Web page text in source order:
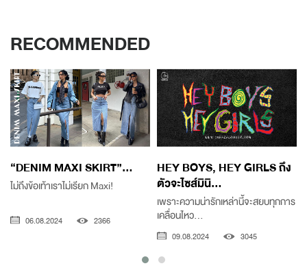
RECOMMENDED
“DENIM MAXI SKIRT”...
ไม่ถึงข้อเท้าเราไม่เรียก Maxi!
06.08.2024 2366
HEY BOYS, HEY GIRLS ถึง
ตัวจะไซส์มินิ...
เพราะความน่ารักเหล่านี้จะสยบทุกการ
เคลื่อนไหว...
09.08.2024 3045